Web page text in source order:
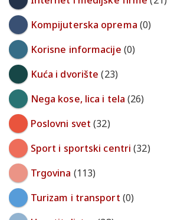
Kompijuterska oprema (0)
Korisne informacije (0)
Kuća i dvorište (23)
Nega kose, lica i tela (26)
Poslovni svet (32)
Sport i sportski centri (32)
Trgovina (113)
Turizam i transport (0)